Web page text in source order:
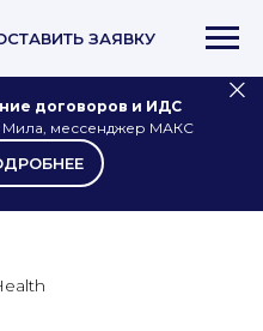
договоров и ИДС
Мила, мессенджер МАКС
ЗАЯВКУ